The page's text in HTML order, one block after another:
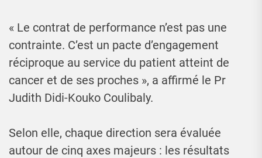
« Le contrat de performance n’est pas une
contrainte. C’est un pacte d’engagement
réciproque au service du patient atteint de
cancer et de ses proches », a affirmé le Pr
Judith Didi-Kouko Coulibaly.
Selon elle, chaque direction sera évaluée
autour de cinq axes majeurs : les résultats